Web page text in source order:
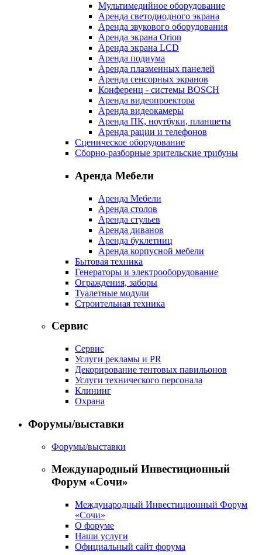
Мультимедийное оборудование
Аренда светодиодного экрана
Аренда звукового оборудования
Аренда экрана Orion
Аренда экрана LCD
Аренда подиума
Аренда плазменных панелей
Аренда сенсорных экранов
Конференц - системы BOSCH
Аренда видеопроектора
Аренда видеокамеры
Аренда ПК, ноутбуки, планшеты
Аренда рации и телефонов
Сценическое оборудование
Сборно-разборные зрительские трибуны
Аренда Мебели
Аренда Мебели
Аренда столов
Аренда стульев
Аренда диванов
Аренда буклетниц
Аренда корпусной мебели
Бытовая техника
Генераторы и электрооборудование
Ограждения, заборы
Туалетные модули
Строительная техника
Сервис
Сервис
Услуги рекламы и PR
Декорирование тентовых павильонов
Услуги технического персонала
Клининг
Охрана
Форумы/выставки
Форумы/выставки
Международный Инвестиционный
Форум «Сочи»
Международный Инвестиционный Форум
«Сочи»
О форуме
Наши услуги
Официальный сайт форума